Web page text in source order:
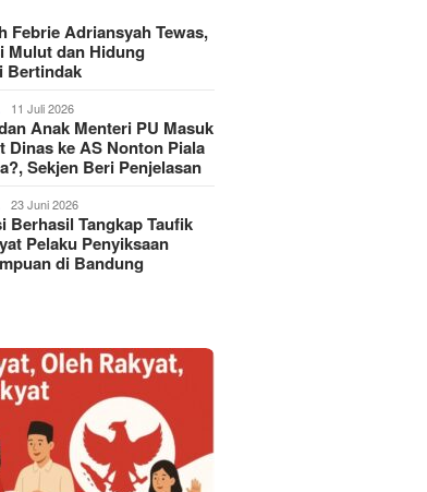
Febrie Adriansyah Tewas,
Mulut dan Hidung
Bertindak
11 Juli 2026
Anak Menteri PU Masuk
Dinas ke AS Nonton Piala
Sekjen Beri Penjelasan
23 Juni 2026
Berhasil Tangkap Taufik
Pelaku Penyiksaan
di Bandung